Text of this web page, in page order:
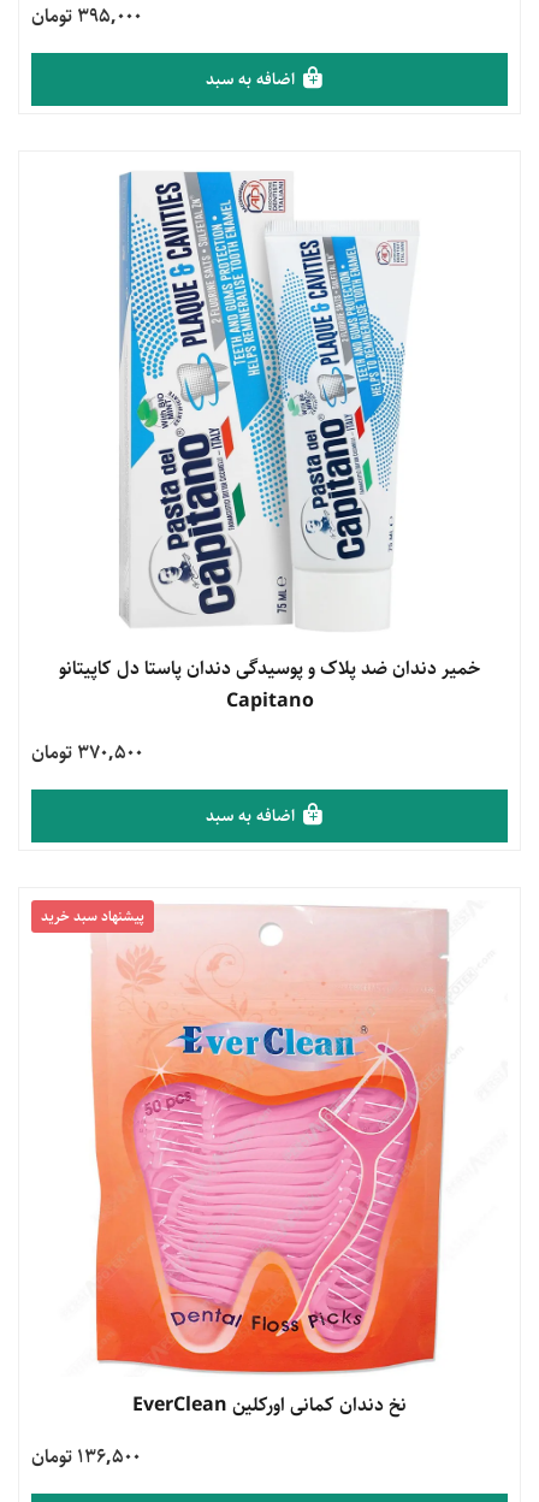
395,000 تومان
اضافه به سبد
مشاهده محصول
خمیر دندان ضد پلاک و پوسیدگی دندان پاستا دل کاپیتانو
Capitano
370,500 تومان
اضافه به سبد
پیشنهاد سبد خرید
مشاهده محصولنخ دندان کمانی اورکلین EverClean
136,500 تومان